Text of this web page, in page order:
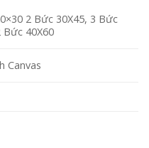
2 Bức 30X45, 3 Bức
Bức 40X60
Canvas